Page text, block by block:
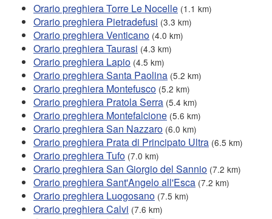
Orario preghiera Torre Le Nocelle (1.1 km)
Orario preghiera Pietradefusi (3.3 km)
Orario preghiera Venticano (4.0 km)
Orario preghiera Taurasi (4.3 km)
Orario preghiera Lapio (4.5 km)
Orario preghiera Santa Paolina (5.2 km)
Orario preghiera Montefusco (5.2 km)
Orario preghiera Pratola Serra (5.4 km)
Orario preghiera Montefalcione (5.6 km)
Orario preghiera San Nazzaro (6.0 km)
Orario preghiera Prata di Principato Ultra (6.5 km)
Orario preghiera Tufo (7.0 km)
Orario preghiera San Giorgio del Sannio (7.2 km)
Orario preghiera Sant'Angelo all'Esca (7.2 km)
Orario preghiera Luogosano (7.5 km)
Orario preghiera Calvi (7.6 km)